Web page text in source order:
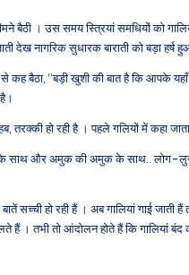
बैठी । उस समय स्त्रियां समधियों को
देख नागरिक सुधारक बाराती को बड़ा हर्ष
कह बैठा, “बड़ी खुशी की बात है कि आपके यहाँ
तरक्की हो रही है । पहले गलियों में कहा जाता
साथ और अमुक की अमुक के साथ.. लोग-
सच्ची हो रही हैं । अब गालियां गाई जाती हैं
हैं । तभी तो आंदोलन होते हैं कि गालियां बंद